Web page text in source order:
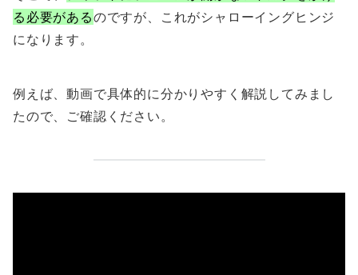
る必要があるのですが、これがシャローイングヒンジ
になります。
例えば、動画で具体的に分かりやすく解説してみまし
たので、ご確認ください。